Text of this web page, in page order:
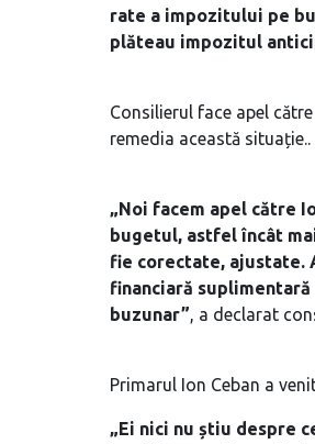
rate a impozitului pe
plăteau impozitul
Consilierul face apel
remedia această situație..
„Noi facem apel către
bugetul, astfel încât
fie corectate, ajustate.
financiară
buzunar”, a declarat
Primarul Ion Ceban a
„Ei nici nu știu despre